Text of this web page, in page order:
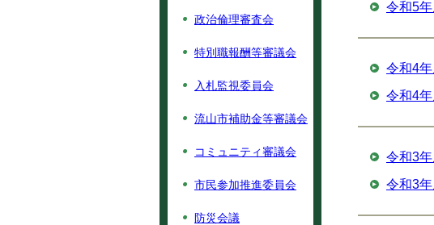
令和5
令和4
令和4
令和3
令和3
政治倫理審査会
特別職報酬等審議会
入札監視委員会
流山市補助金等審議会
コミュニティ審議会
市民参加推進委員会
防災会議